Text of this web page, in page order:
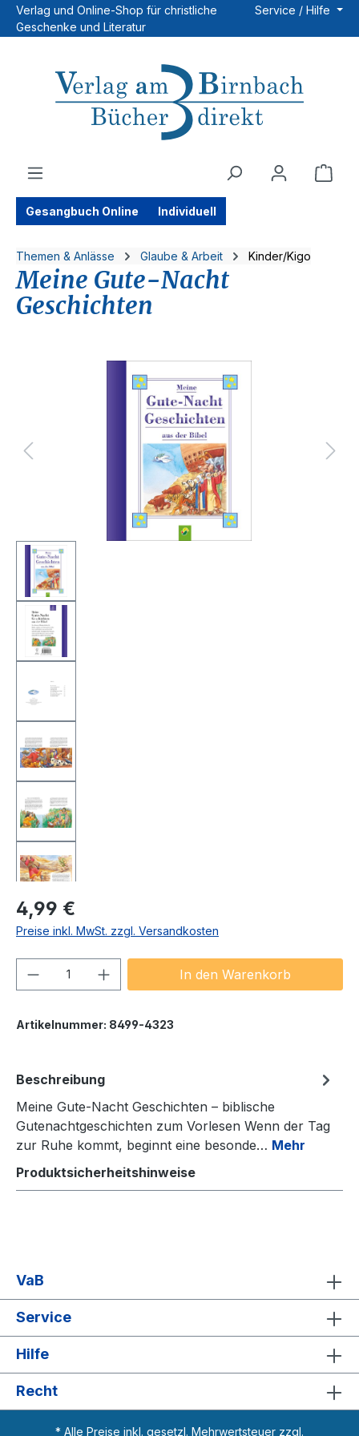
Zum Hauptinhalt springen
Verlag und Online-Shop für christliche
Geschenke und Literatur
Service / Hilfe
Gesangbuch Online Individuell
Themen & Anlässe Glaube & Arbeit Kinder/Kigo
Meine Gute-Nacht
Geschichten
Regulärer Preis:
4,99 €
Preise inkl. MwSt. zzgl. Versandkosten
Produkt Anzahl: Gib denIn den Warenkorb
Artikelnummer: 8499-4323
Beschreibung
Meine Gute‑Nacht Geschichten – biblische
Gutenachtgeschichten zum Vorlesen Wenn der Tag
zur Ruhe kommt, beginnt eine besonde… Mehr
Produktsicherheitshinweise
VaB
Service
Hilfe
Recht
* Alle Preise inkl. gesetzl. Mehrwertsteuer zzgl.